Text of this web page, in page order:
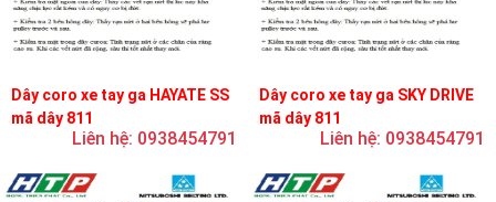
Dây coro xe tay ga HAYATE SS
mã dây 811
Liên hệ: 0938454791
Dây coro xe tay ga SKY DRIVE
mã dây 811
Liên hệ: 0938454791